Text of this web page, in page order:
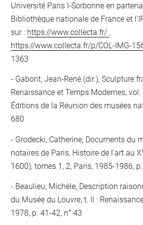
Université Paris I-Sorbonne en
Bibliothèque nationale de France et
sur : https://www.collecta.fr/ ,
https://www.collecta.fr/p/COL-IMG-
1363
Gaborit, Jean-René (dir.), Sculpture
Renaissance et Temps Modernes, vol.
Éditions de la Réunion des musées
680
Grodecki, Catherine, Documents du
notaires de Paris, Histoire de l’art au
1600), tomes 1, 2, Paris, 1985-1986,
Beaulieu, Michèle, Description
du Musée du Louvre, t. II :
1978, p. 41-42, n° 43